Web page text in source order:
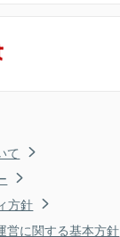
て
方針
営に関する基本方針